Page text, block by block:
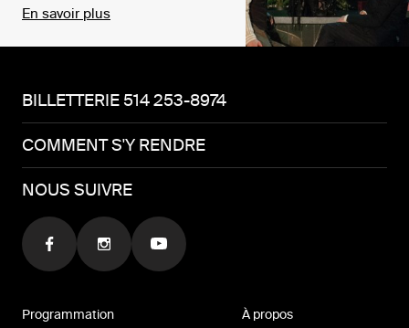
En savoir plus
BILLETTERIE 514 253-8974
COMMENT S'Y RENDRE
NOUS SUIVRE
Programmation À propos